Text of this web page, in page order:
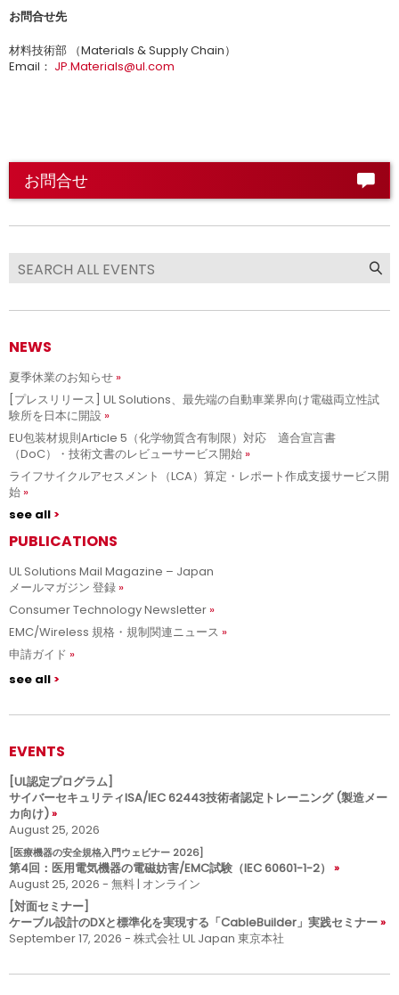
お問合せ先
材料技術部 （Materials & Supply Chain）
Email： JP.Materials@ul.com
お問合せ
NEWS
夏季休業のお知らせ
[プレスリリース] UL Solutions、最先端の自動車業界向け電磁両立性試
験所を日本に開設
EU包装材規則Article 5（化学物質含有制限）対応 適合宣言書
（DoC）・技術文書のレビューサービス開始
ライフサイクルアセスメント（LCA）算定・レポート作成支援サービス開
始
see all
PUBLICATIONS
UL Solutions Mail Magazine – Japan
メールマガジン 登録
Consumer Technology Newsletter
EMC/Wireless 規格・規制関連ニュース
申請ガイド
see all
EVENTS
[UL認定プログラム]
サイバーセキュリティISA/IEC 62443技術者認定トレーニング (製造メー
カ向け)
August 25, 2026
[医療機器の安全規格入門ウェビナー 2026]
第4回：医用電気機器の電磁妨害/EMC試験（IEC 60601-1-2）
August 25, 2026 - 無料 | オンライン
[対面セミナー]
ケーブル設計のDXと標準化を実現する「CableBuilder」実践セミナー
September 17, 2026 - 株式会社 UL Japan 東京本社